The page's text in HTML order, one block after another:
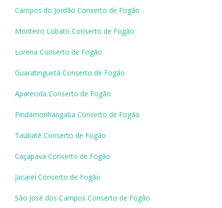
Campos do Jordão Conserto de Fogão
Monteiro Lobato Conserto de Fogão
Lorena Conserto de Fogão
Guaratinguetá Conserto de Fogão
Aparecida Conserto de Fogão
Pindamonhangaba Conserto de Fogão
Taubaté Conserto de Fogão
Caçapava Conserto de Fogão
Jacareí Conserto de Fogão
São José dos Campos Conserto de Fogão